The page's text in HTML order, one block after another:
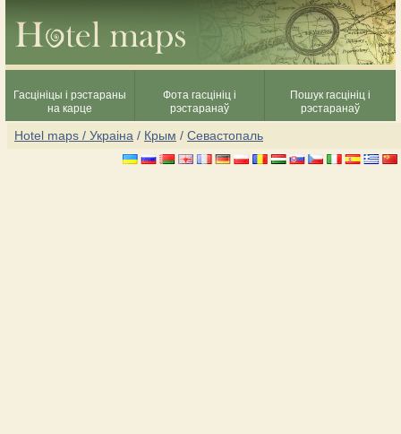
Гасцініцы і рэстараны
на карце
Фота гасцініц і
рэстаранаў
Пошук гасцініц і
рэстаранаў
Hotel maps / Украіна / Крым / Севастопаль